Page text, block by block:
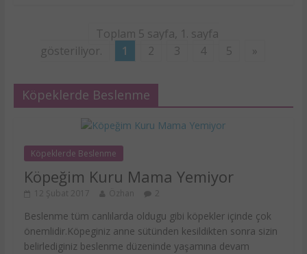
Toplam 5 sayfa, 1. sayfa
gösteriliyor.
1 2 3 4 5 »
Köpeklerde Beslenme
Köpeklerde Beslenme
Köpeğim Kuru Mama Yemiyor
12 Şubat 2017 Özhan
Beslenme tüm canlılarda oldugu gibi köpekler içinde çok
önemlidir.Köpeginiz anne sütünden kesildikten sonra sizin
belirlediginiz beslenme düzeninde yaşamına devam